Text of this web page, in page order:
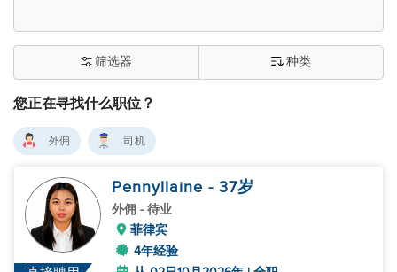
您正在寻找什么职位？
筛选器 种类
外佣 司机
Pennyllaine - 37岁
外佣 - 待业
菲律宾
4年经验